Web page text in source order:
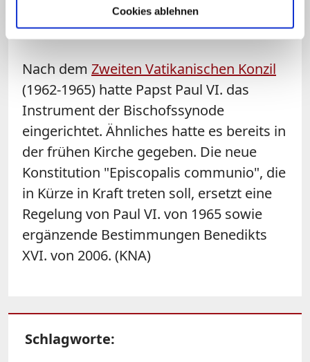
Cookies ablehnen
formulierten Ergebnisse vor Ort
umzusetzen.
Nach dem Zweiten Vatikanischen Konzil
(1962-1965) hatte Papst Paul VI. das
Instrument der Bischofssynode
eingerichtet. Ähnliches hatte es bereits in
der frühen Kirche gegeben. Die neue
Konstitution "Episcopalis communio", die
in Kürze in Kraft treten soll, ersetzt eine
Regelung von Paul VI. von 1965 sowie
ergänzende Bestimmungen Benedikts
XVI. von 2006. (KNA)
Schlagworte: